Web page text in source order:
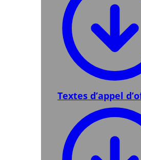
Textes d’appel